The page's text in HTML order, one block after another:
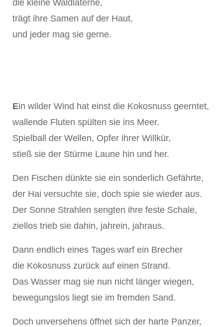
die kleine Waldlaterne,
trägt ihre Samen auf der Haut,
und jeder mag sie gerne.
Ein wilder Wind hat einst die Kokosnuss geerntet,
wallende Fluten spülten sie ins Meer.
Spielball der Wellen, Opfer ihrer Willkür,
stieß sie der Stürme Laune hin und her.
Den Fischen dünkte sie ein sonderlich Gefährte,
der Hai versuchte sie, doch spie sie wieder aus.
Der Sonne Strahlen sengten ihre feste Schale,
ziellos trieb sie dahin, jahrein, jahraus.
Dann endlich eines Tages warf ein Brecher
die Kokosnuss zurück auf einen Strand.
Das Wasser mag sie nun nicht länger wiegen,
bewegungslos liegt sie im fremden Sand.
Doch unversehens öffnet sich der harte Panzer,